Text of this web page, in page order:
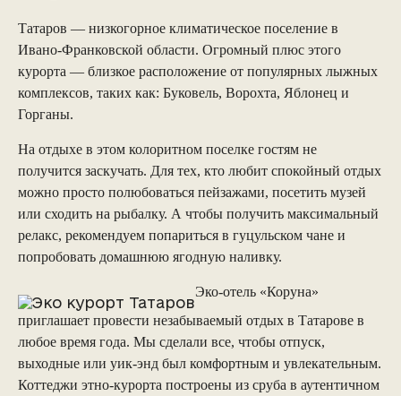
Татаров — низкогорное климатическое поселение в
Ивано-Франковской области. Огромный плюс этого
курорта — близкое расположение от популярных лыжных
комплексов, таких как: Буковель, Ворохта, Яблонец и
Горганы.
На отдыхе в этом колоритном поселке гостям не
получится заскучать. Для тех, кто любит спокойный отдых
можно просто полюбоваться пейзажами, посетить музей
или сходить на рыбалку. А чтобы получить максимальный
релакс, рекомендуем попариться в гуцульском чане и
попробовать домашнюю ягодную наливку.
Эко-отель «Коруна»
приглашает провести незабываемый отдых в Татарове в
любое время года. Мы сделали все, чтобы отпуск,
выходные или уик-энд был комфортным и увлекательным.
Коттеджи этно-курорта построены из сруба в аутентичном